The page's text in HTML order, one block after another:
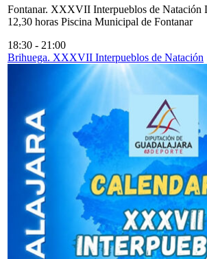
Fontanar. XXXVII Interpueblos de Natación
12,30 horas Piscina Municipal de Fontanar
18:30 - 21:00
Brihuega. XXXVII Interpueblos de Natación